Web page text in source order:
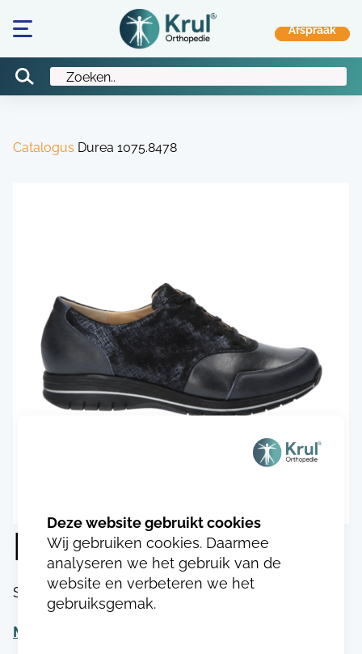
Catalogus Durea 1075.8478
Durea 1075.8478
SKU: DU107517484783
Meer informatie
Wij gebruiken cookies. Daarmee
analyseren we het gebruik van de
website en verbeteren we het
gebruiksgemak.